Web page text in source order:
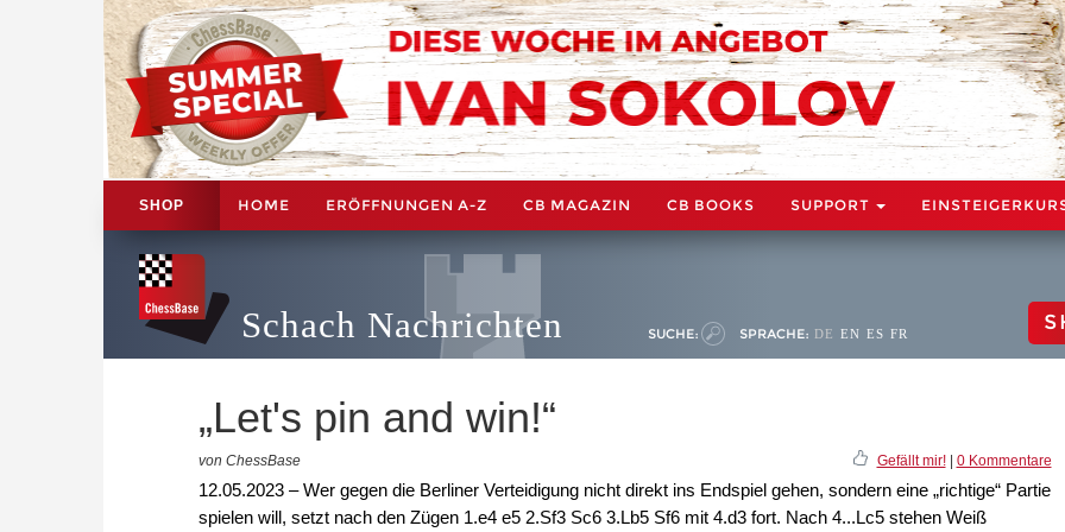
SHOP HOME ERÖFFNUNGEN A-Z CB MAGAZIN CB BOOKS SUPPORT
Schach Nachrichten SUCHE: SPRACHE: DE EN ES FR
„Let's pin and win!“
von ChessBase Gefällt mir!| 0 Kommentare
12.05.2023 – Wer gegen die Berliner Verteidigung nicht direkt ins Endspiel gehen, sondern eine „richtige“ Partie
spielen will, setzt nach den Zügen 1.e4 e5 2.Sf3 Sc6 3.Lb5 Sf6 mit 4.d3 fort. Nach 4...Lc5 stehen Weiß